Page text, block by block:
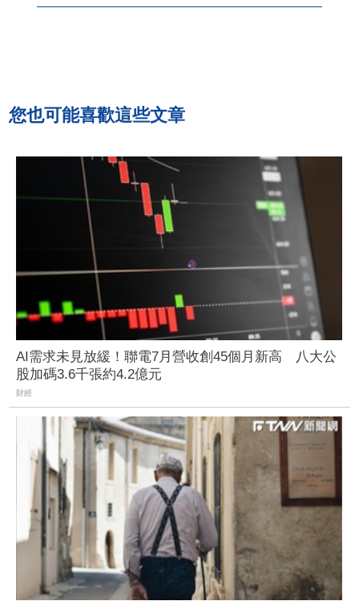
您也可能喜歡這些文章
AI需求未見放緩！聯電7月營收創45個月新高 八大公
股加碼3.6千張約4.2億元
財經